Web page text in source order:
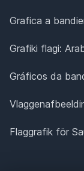
Grafica a
Grafiki flagi:
Gráficos da
Flaggrafik för